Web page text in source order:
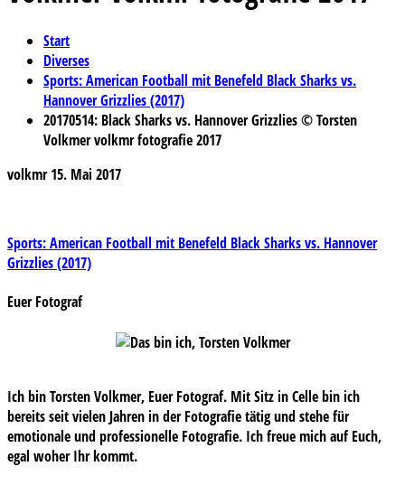
Start
Diverses
Sports: American Football mit Benefeld Black Sharks vs.
Hannover Grizzlies (2017)
20170514: Black Sharks vs. Hannover Grizzlies © Torsten
Volkmer volkmr fotografie 2017
volkmr 15. Mai 2017
Beitragsnavigation
Sports: American Football mit Benefeld Black Sharks vs. Hannover
Grizzlies (2017)
Euer Fotograf
Ich bin Torsten Volkmer, Euer Fotograf. Mit Sitz in Celle bin ich
bereits seit vielen Jahren in der Fotografie tätig und stehe für
emotionale und professionelle Fotografie. Ich freue mich auf Euch,
egal woher Ihr kommt.